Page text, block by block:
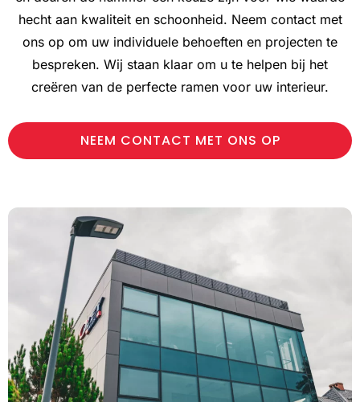
hecht aan kwaliteit en schoonheid. Neem contact met
ons op om uw individuele behoeften en projecten te
bespreken. Wij staan klaar om u te helpen bij het
creëren van de perfecte ramen voor uw interieur.
NEEM CONTACT MET ONS OP